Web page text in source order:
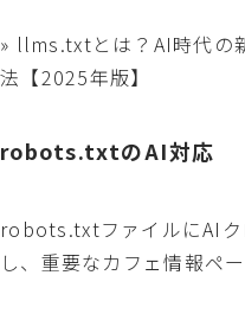
» llms.txtとは？AI時代の
法【2025年版】
robots.txtのAI対応
robots.txtファイルにAI
し、重要なカフェ情報ペ